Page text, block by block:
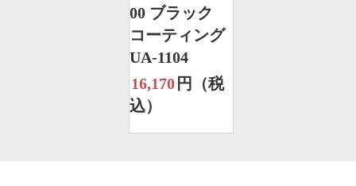
00 ブラック
コーティング
UA-1104
16,170 円（税
込）